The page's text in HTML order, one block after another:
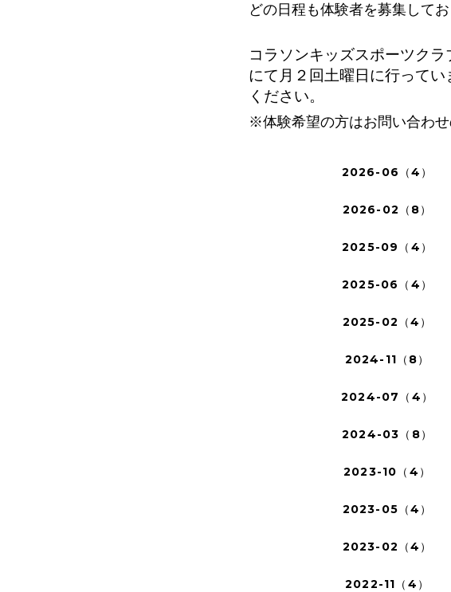
どの日程も体験者を募集して
コラソンキッズスポーツク
にて 月２回土曜日に行って
ください。
※体験希望の方はお問い合わ
2026-06（4）
2026-02（8）
2025-09（4）
2025-06（4）
2025-02（4）
2024-11（8）
2024-07（4）
2024-03（8）
2023-10（4）
2023-05（4）
2023-02（4）
2022-11（4）